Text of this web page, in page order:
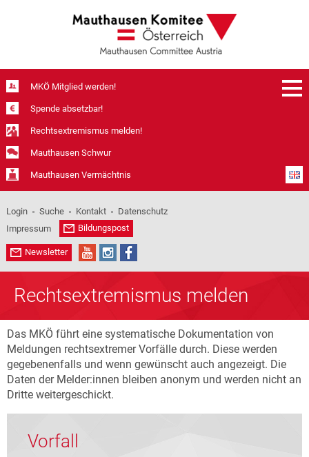
MKÖ Mitglied werden!
Spende absetzbar!
Rechtsextremismus melden!
Mauthausen Schwur
Mauthausen Vermächtnis
Login Suche Kontakt
Datenschutz
Impressum
Bildungspost
Newsletter
Rechtsextremismus melden
Das MKÖ führt eine systematische Dokumentation von
Meldungen rechtsextremer Vorfälle durch. Diese werden
gegebenenfalls und wenn gewünscht auch angezeigt. Die
Daten der Melder:innen bleiben anonym und werden nicht an
Dritte weitergeschickt.
Vorfall